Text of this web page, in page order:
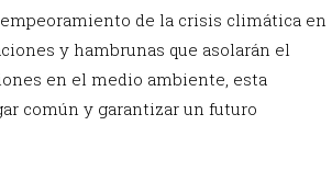
de la crisis climática en
y hambrunas que asolarán el
en el medio ambiente, esta
común y garantizar un futuro